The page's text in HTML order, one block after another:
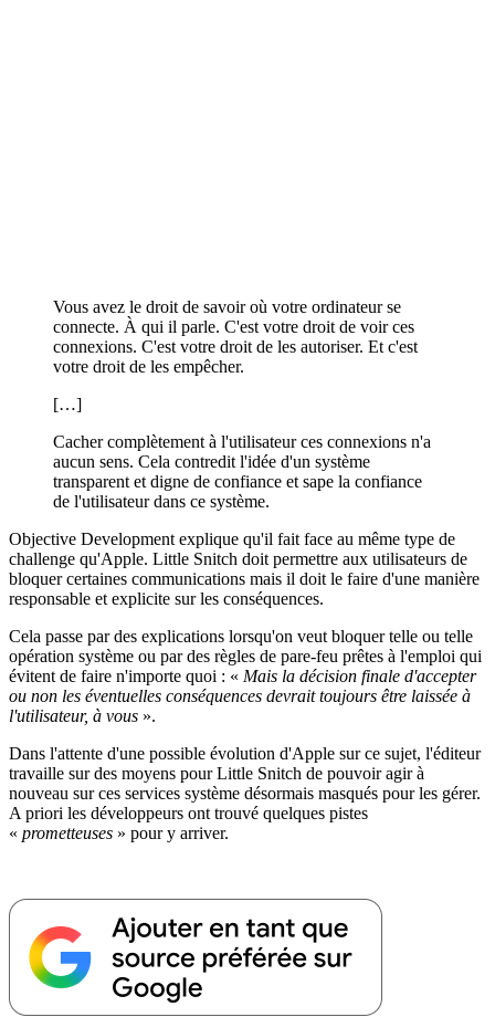
Vous avez le droit de savoir où votre ordinateur se
connecte. À qui il parle. C'est votre droit de voir ces
connexions. C'est votre droit de les autoriser. Et c'est
votre droit de les empêcher.
[…]
Cacher complètement à l'utilisateur ces connexions n'a
aucun sens. Cela contredit l'idée d'un système
transparent et digne de confiance et sape la confiance
de l'utilisateur dans ce système.
Objective Development explique qu'il fait face au même type de
challenge qu'Apple. Little Snitch doit permettre aux utilisateurs de
bloquer certaines communications mais il doit le faire d'une manière
responsable et explicite sur les conséquences.
Cela passe par des explications lorsqu'on veut bloquer telle ou telle
opération système ou par des règles de pare-feu prêtes à l'emploi qui
évitent de faire n'importe quoi : « Mais la décision finale d'accepter
ou non les éventuelles conséquences devrait toujours être laissée à
l'utilisateur, à vous ».
Dans l'attente d'une possible évolution d'Apple sur ce sujet, l'éditeur
travaille sur des moyens pour Little Snitch de pouvoir agir à
nouveau sur ces services système désormais masqués pour les gérer.
A priori les développeurs ont trouvé quelques pistes
« prometteuses » pour y arriver.